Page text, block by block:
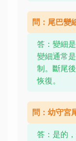
問：尾巴變
答：變細
變細通常
制。斷尾
恢復。
問：幼守宮
答：是的